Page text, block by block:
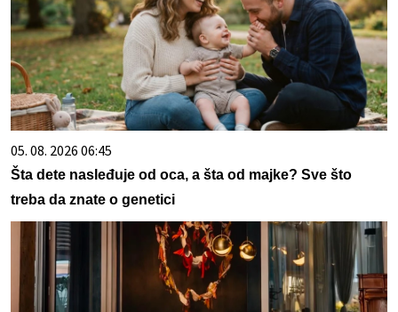
05. 08. 2026 06:45
Šta dete nasleđuje od oca, a šta od majke? Sve što
treba da znate o genetici